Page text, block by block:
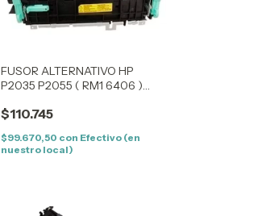
FUSOR ALTERNATIVO HP
P2035 P2055 ( RM1 6406 )
$110.745
$99.670,50 con Efectivo (en
nuestro local)